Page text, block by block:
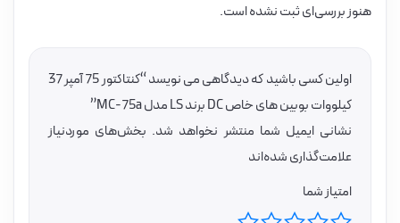
هنوز بررسی‌ای ثبت نشده است.
اولین کسی باشید که دیدگاهی می نویسد “کنتاکتور 75 آمپر 37
کیلووات بوبین های خاص DC برند LS مدل MC-75a”
نشانی ایمیل شما منتشر نخواهد شد. بخش‌های موردنیاز
علامت‌گذاری شده‌اند
امتیاز شما